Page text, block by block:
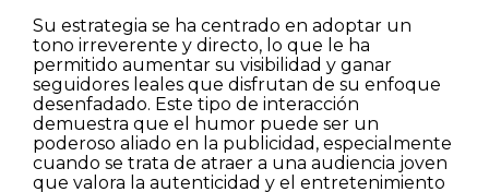
Su estrategia se ha centrado en adoptar un
tono irreverente y directo, lo que le ha
permitido aumentar su visibilidad y ganar
seguidores leales que disfrutan de su enfoque
desenfadado. Este tipo de interacción
demuestra que el humor puede ser un
poderoso aliado en la publicidad, especialmente
cuando se trata de atraer a una audiencia joven
que valora la autenticidad y el entretenimiento